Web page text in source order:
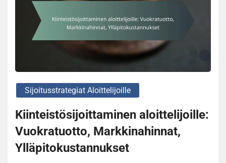
Sijoitusstrategiat Aloittelijoille
Kiinteistösijoittaminen aloittelijoille:
Vuokratuotto, Markkinahinnat,
Ylläpitokustannukset